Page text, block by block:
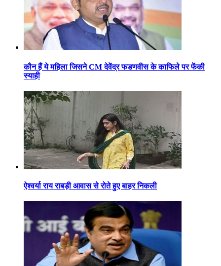
कौन हैं ये महिला जिसने CM देवेंद्र फडणवीस के काफिले पर फेंकी
स्याही
ऐश्वर्या राय राबड़ी आवास से रोते हुए बाहर निकली